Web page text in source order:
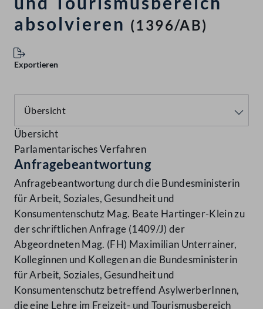
absolvieren (1396/AB)
Exportieren
Übersicht
Parlamentarisches Verfahren
Anfragebeantwortung
Anfragebeantwortung durch die Bundesministerin
für Arbeit, Soziales, Gesundheit und
Konsumentenschutz Mag. Beate Hartinger-Klein zu
der schriftlichen Anfrage (1409/J) der
Abgeordneten Mag. (FH) Maximilian Unterrainer,
Kolleginnen und Kollegen an die Bundesministerin
für Arbeit, Soziales, Gesundheit und
Konsumentenschutz betreffend AsylwerberInnen,
die eine Lehre im Freizeit- und Tourismusbereich